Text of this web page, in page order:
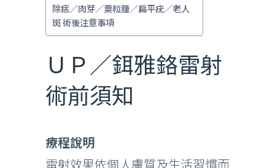
除痣／肉芽／粟粒腫／扁平疣／老人
斑 術後注意事項
ＵＰ／鉺雅鉻雷射
術前須知
療程說明
雷射效果依個人膚質及生活習慣而